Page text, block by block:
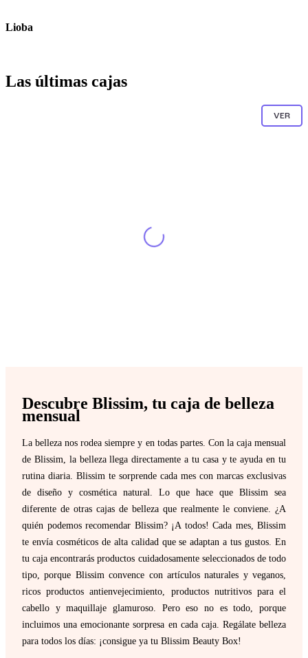
Lioba
Las últimas cajas
VER
Descubre Blissim, tu caja de belleza
mensual
La belleza nos rodea siempre y en todas partes. Con la caja mensual
de Blissim, la belleza llega directamente a tu casa y te ayuda en tu
rutina diaria. Blissim te sorprende cada mes con marcas exclusivas
de diseño y cosmética natural. Lo que hace que Blissim sea
diferente de otras cajas de belleza que realmente le conviene. ¿A
quién podemos recomendar Blissim? ¡A todos! Cada mes, Blissim
te envía cosméticos de alta calidad que se adaptan a tus gustos. En
tu caja encontrarás productos cuidadosamente seleccionados de todo
tipo, porque Blissim convence con artículos naturales y veganos,
ricos productos antienvejecimiento, productos nutritivos para el
cabello y maquillaje glamuroso. Pero eso no es todo, porque
incluimos una emocionante sorpresa en cada caja. Regálate belleza
para todos los días: ¡consigue ya tu Blissim Beauty Box!